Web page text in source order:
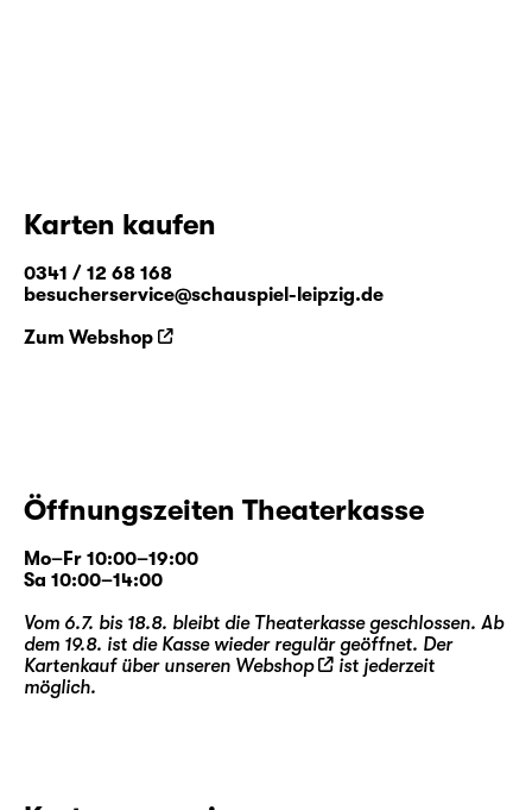
Karten kaufen
0341 / 12 68 168
besucherservice@schauspiel-leipzig.de
Zum Webshop
Öffnungszeiten Theaterkasse
Mo–Fr 10:00–19:00
Sa 10:00–14:00
Vom 6.7. bis 18.8. bleibt die Theaterkasse geschlossen. Ab
dem 19.8. ist die Kasse wieder regulär geöffnet. Der
Kartenkauf über unseren Webshop
ist jederzeit
möglich.